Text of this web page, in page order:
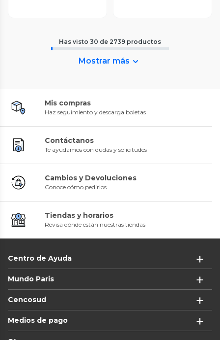
Has visto 30 de 2739 productos
Mostrar más
Mis compras
Haz seguimiento y descarga boletas
Contáctanos
Te ayudamos con dudas y solicitudes
Cambios y Devoluciones
Conoce cómo pedirlos
Tiendas y horarios
Revisa dónde están nuestras tiendas
Centro de Ayuda
Mundo Paris
Cencosud
Medios de pago